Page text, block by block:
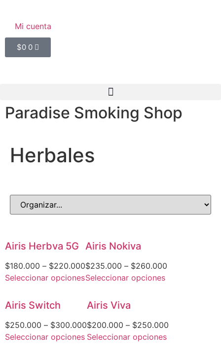
Mi cuenta
$0 0
Paradise Smoking Shop
Herbales
Airis Herbva 5G
$180.000 – $220.000
Seleccionar opciones
Airis Nokiva
$235.000 – $260.000
Seleccionar opciones
Airis Switch
$250.000 – $300.000
Seleccionar opciones
Airis Viva
$200.000 – $250.000
Seleccionar opciones